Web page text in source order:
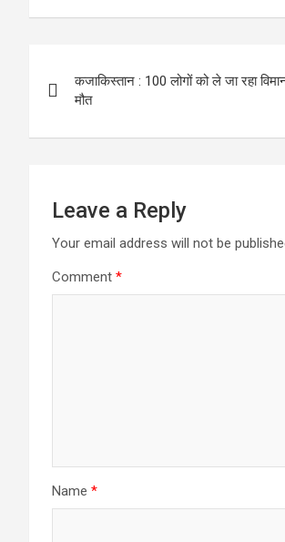
k
r
s
r
navigation
कजाकिस्‍तान : 100 लोगों को ले जा रहा
मौत
Leave a Reply
Your email address will not be
Comment *
Name *